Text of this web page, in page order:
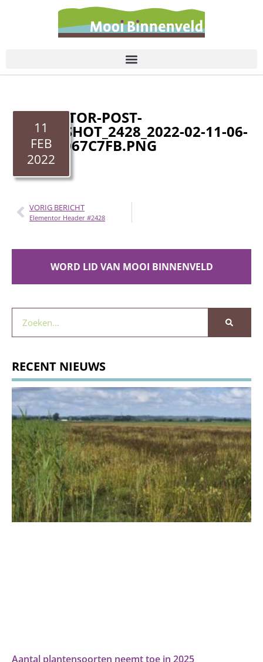
11
FEB
2022
ELEMENTOR-POST-
SCREENSHOT_2428_2022-02-11-06-
53-57_3067C7FB.PNG
VORIG BERICHT
Elementor Header #2428
WORD LID VAN MOOI BINNENVELD
RECENT NIEUWS
Aantal plantensoorten neemt toe in 2025